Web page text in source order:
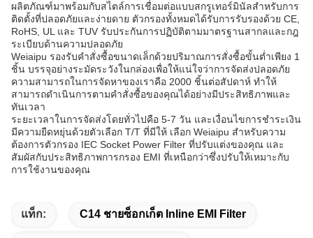
ผลิตภัณฑ์มาพร้อมกับสไตล์การเชื่อมต่อแบบสกรูเทอร์มินัลสำหรับการ
ติดตั้งที่ปลอดภัยและง่ายดาย ตัวกรองทั้งหมดได้รับการรับรองด้วย CE,
RoHS, UL และ TUV รับประกันการปฏิบัติตามมาตรฐานสากลและกฎ
ระเบียบด้านความปลอดภัย
Weiaipu รองรับคำสั่งซื้อขนาดเล็กด้วยปริมาณการสั่งซื้อขั้นต่ำเพียง 1
ชิ้น บรรจุอย่างระมัดระวังในกล่องเพื่อให้แน่ใจว่าการจัดส่งปลอดภัย
ความสามารถในการจัดหาของเราคือ 2000 ชิ้นต่อสัปดาห์ ทำให้
สามารถดำเนินการตามคำสั่งซื้อของคุณได้อย่างมีประสิทธิภาพและ
ทันเวลา
ระยะเวลาในการจัดส่งโดยทั่วไปคือ 5-7 วัน และเงื่อนไขการชำระเงิน
มีความยืดหยุ่นด้วยตัวเลือก T/T ที่มีให้ เลือก Weiaipu สำหรับความ
ต้องการตัวกรอง IEC Socket Power Filter ที่ปรับแต่งของคุณ และ
สัมผัสกับประสิทธิภาพการกรอง EMI ที่เหนือกว่าซึ่งปรับให้เหมาะกับ
การใช้งานของคุณ
แท็ก: C14 ชายซ็อกเก็ต Inline EMI Filter